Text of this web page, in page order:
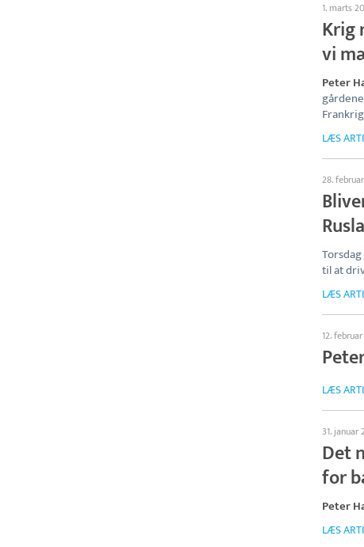
1. marts
Krig
vi
Peter
LÆS
28.
til at
LÆS
12.
LÆS
31. januar
Det
for
Peter
LÆS